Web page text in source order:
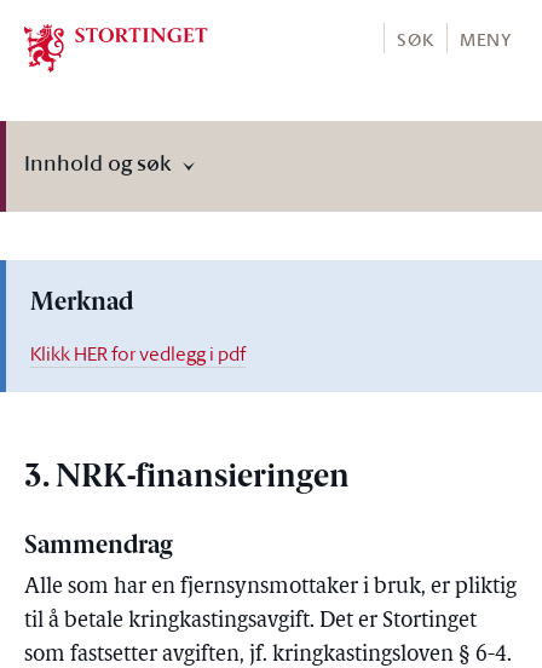
Stortinget.no
SØK MENY
Innhold og søk
Merknad
Klikk HER for vedlegg i pdf
3. NRK-finansieringen
Sammendrag
Alle som har en fjernsynsmottaker i bruk, er pliktig
til å betale kringkastingsavgift. Det er Stortinget
som fastsetter avgiften, jf. kringkastingsloven § 6-4.